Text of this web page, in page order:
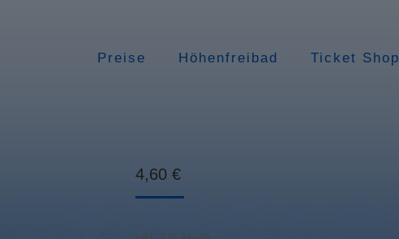
Preise Höhenfreibad Ticket Shop
4,60 €